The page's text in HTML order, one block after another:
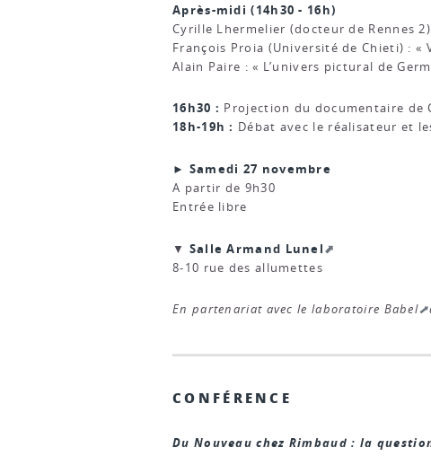
Après-midi (14h30 - 16h)
Cyrille Lhermelier (docteur de Rennes
François Proia (Université de Chieti) : «
Alain Paire : « L’univers pictural de
16h30 : Projection du documentaire
18h-19h : Débat avec le réalisateur et
► Samedi 27 novembre
A partir de 9h30
Entrée libre
▼ Salle Armand Lunel
8-10 rue des allumettes
En partenariat avec le laboratoire Babel
CONFÉRENCE
Du Nouveau chez Rimbaud : la